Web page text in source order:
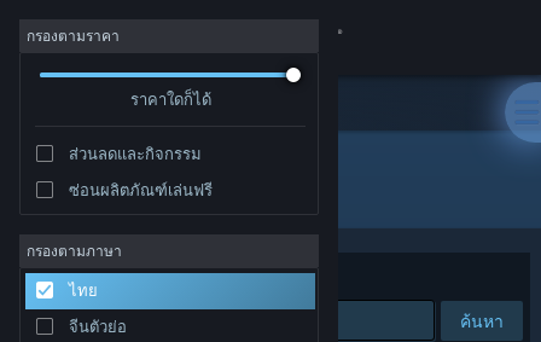
เข้าสู่ระบบ
ชุมชน
เกี่ยวกับ
ฝ่ายสนับสนุน
กรองตามราคา
ราคาใดก็ได้
ส่วนลดและกิจกรรม
ซ่อนผลิตภัณฑ์เล่นฟรี
กรองตามภาษา
ไทย
จีนตัวย่อ
ผลิตภัณฑ์ทั้งหมด
จัดเรียงตาม ความเกี่ยวข้อง
ค้นหา